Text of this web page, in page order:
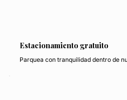
Estacionamiento gratuito
Parquea con tranquilidad dentro de